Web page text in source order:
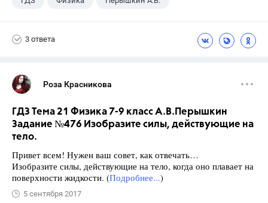
3 ответа
Роза Красникова
ГДЗ Тема 21 Физика 7-9 класс А.В.Перышкин
Задание №476 Изобразите силы, действующие на
тело.
Привет всем! Нужен ваш совет, как отвечать…
Изобразите силы, действующие на тело, когда оно плавает на
поверхности жидкости. (Подробнее...)
5 сентября 2017